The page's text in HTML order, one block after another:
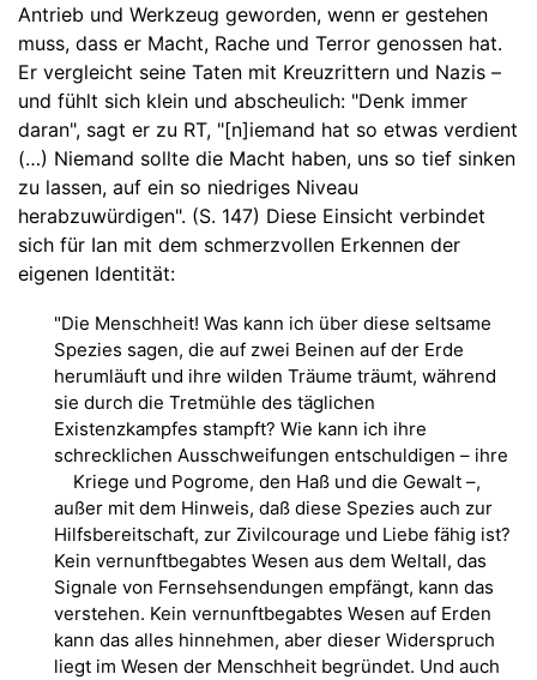
Antrieb und Werkzeug geworden, wenn er gestehen
muss, dass er Macht, Rache und Terror genossen hat.
Er vergleicht seine Taten mit Kreuzrittern und Nazis –
und fühlt sich klein und abscheulich: "Denk immer
daran", sagt er zu RT, "[n]iemand hat so etwas verdient
(…) Niemand sollte die Macht haben, uns so tief sinken
zu lassen, auf ein so niedriges Niveau
herabzuwürdigen". (S. 147) Diese Einsicht verbindet
sich für Ian mit dem schmerzvollen Erkennen der
eigenen Identität:
"Die Menschheit! Was kann ich über diese seltsame
Spezies sagen, die auf zwei Beinen auf der Erde
herumläuft und ihre wilden Träume träumt, während
sie durch die Tretmühle des täglichen
Existenzkampfes stampft? Wie kann ich ihre
schrecklichen Ausschweifungen entschuldigen – ihre
Kriege und Pogrome, den Haß und die Gewalt –,
außer mit dem Hinweis, daß diese Spezies auch zur
Hilfsbereitschaft, zur Zivilcourage und Liebe fähig ist?
Kein vernunftbegabtes Wesen aus dem Weltall, das
Signale von Fernsehsendungen empfängt, kann das
verstehen. Kein vernunftbegabtes Wesen auf Erden
kann das alles hinnehmen, aber dieser Widerspruch
liegt im Wesen der Menschheit begründet. Und auch